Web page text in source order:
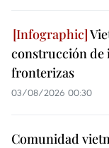
construcción de
fronterizas
03/08/2026 00:30
Comunidad